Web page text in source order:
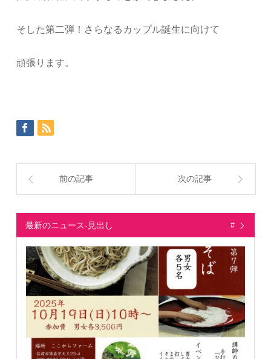
そした第二弾！さらなるカップル誕生に向けて
頑張ります。
前の記事 次の記事
最新のニュース-見出し #